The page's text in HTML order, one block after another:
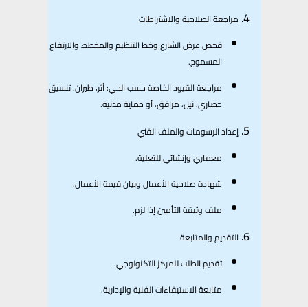
مراجعة الصلاحية والاشتراطات
فحص عرض الشارع وخط التنظيم والمخطط والارتفاع
المسموح.
مراجعة القيود الخاصة حسب الحي: أثر، طيران، تنسيق
حضاري، نيل، مرافق، أو حماية مدنية.
إعداد الرسومات والملف الفني
معماري وإنشائي للتعلية.
شهادة صلاحية الأعمال وبيان قيمة الأعمال.
ملف وثيقة التأمين إذا لزم.
التقديم والمتابعة
تقديم الطلب للمركز التكنولوجي.
متابعة الاستيفاءات الفنية والإدارية.